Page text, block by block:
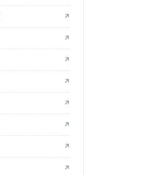
21
↗
↗
↗
↗
↗
↗
↗
↗